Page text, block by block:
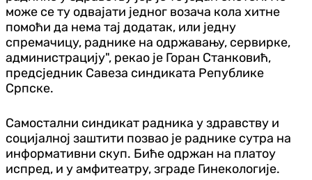
може се ту одвајати једног возача кола хитне
помоћи да нема тај додатак, или једну
спремачицу, раднике на одржавању, сервирке,
администрацију", рекао је Горан Станковић,
предсједник Савеза синдиката Републике
Српске.
Самостални синдикат радника у здравству и
социјалној заштити позвао је раднике сутра на
информативни скуп. Биће одржан на платоу
испред, и у амфитеатру, зграде Гинекологије.